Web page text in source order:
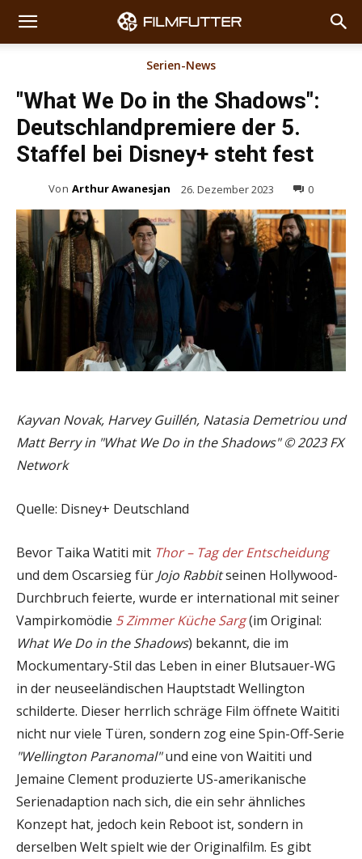
Serien-News
"What We Do in the Shadows":
Deutschlandpremiere der 5.
Staffel bei Disney+ steht fest
Von Arthur Awanesjan 26. Dezember 2023 0
Kayvan Novak, Harvey Guillén, Natasia Demetriou und
Matt Berry in "What We Do in the Shadows" © 2023 FX
Network
Quelle: Disney+ Deutschland
Bevor Taika Watiti mit Thor – Tag der Entscheidung
und dem Oscarsieg für Jojo Rabbitseinen Hollywood-
Durchbruch feierte, wurde er international mit seiner
Vampirkomödie 5 Zimmer Küche Sarg(im Original:
What We Do in the Shadows) bekannt, die im
Mockumentary-Stil das Leben in einer Blutsauer-WG
in der neuseeländischen Hauptstadt Wellington
schilderte. Dieser herrlich schräge Film öffnete Waititi
nicht nur viele Türen, sondern zog eine Spin-Off-Serie
"Wellington Paranomal"und eine von Waititi und
Jemaine Clement produzierte US-amerikanische
Serienadaption nach sich, die ein sehr ähnliches
Konzept hat, jedoch kein Reboot ist, sondern in
derselben Welt spielt wie der Originalfilm. Es gibt